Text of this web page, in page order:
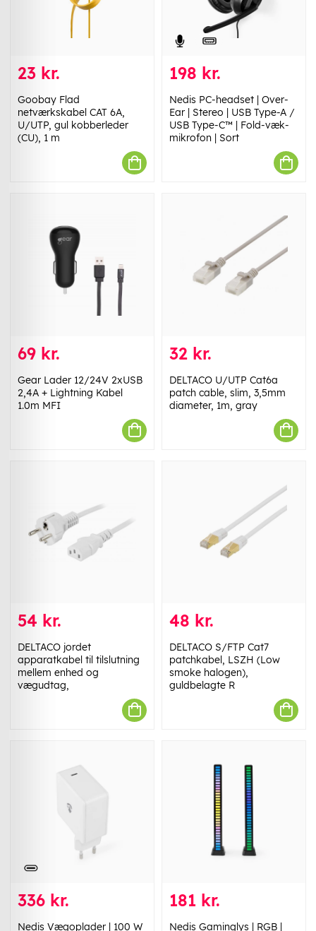
23 kr.
Goobay Flad
netværkskabel CAT 6A,
U/UTP, gul kobberleder
(CU), 1 m
198 kr.
Nedis PC-headset | Over-
Ear | Stereo | USB Type-A /
USB Type-C™ | Fold-væk-
mikrofon | Sort
69 kr.
Gear Lader 12/24V 2xUSB
2,4A + Lightning Kabel
1.0m MFI
32 kr.
DELTACO U/UTP Cat6a
patch cable, slim, 3,5mm
diameter, 1m, gray
54 kr.
DELTACO jordet
apparatkabel til tilslutning
mellem enhed og
vægudtag,
48 kr.
DELTACO S/FTP Cat7
patchkabel, LSZH (Low
smoke halogen),
guldbelagte R
336 kr.
Nedis Vægoplader | 100 W
181 kr.
Nedis Gaminglys | RGB |